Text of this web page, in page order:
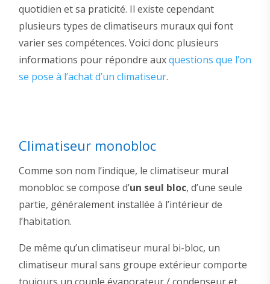
quotidien et sa praticité. Il existe cependant
plusieurs types de climatiseurs muraux qui font
varier ses compétences. Voici donc plusieurs
informations pour répondre auxquestions que l’on
se pose à l’achat d’un climatiseur.
Climatiseur monobloc
Comme son nom l’indique, le climatiseur mural
monobloc se compose d’un seul bloc, d’une seule
partie, généralement installée à l’intérieur de
l’habitation.
De même qu’un climatiseur mural bi-bloc, un
climatiseur mural sans groupe extérieur comporte